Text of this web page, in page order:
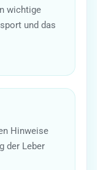
wichtige
und das
Hinweise
der Leber